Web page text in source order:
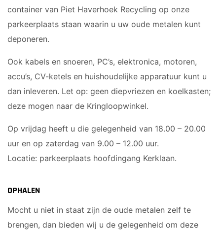
container van Piet Haverhoek Recycling op onze
parkeerplaats staan waarin u uw oude metalen kunt
deponeren.
Ook kabels en snoeren, PC’s, elektronica, motoren,
accu’s, CV-ketels en huishoudelijke apparatuur kunt u
dan inleveren. Let op: geen diepvriezen en koelkasten;
deze mogen naar de Kringloopwinkel.
Op vrijdag heeft u die gelegenheid van 18.00 – 20.00
uur en op zaterdag van 9.00 – 12.00 uur.
Locatie: parkeerplaats hoofdingang Kerklaan.
OPHALEN
Mocht u niet in staat zijn de oude metalen zelf te
brengen, dan bieden wij u de gelegenheid om deze